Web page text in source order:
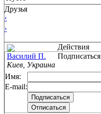
Друзья
‹
›
Василий П.
Киев, Украина
Действия
Подписаться
Имя:
E-mail: